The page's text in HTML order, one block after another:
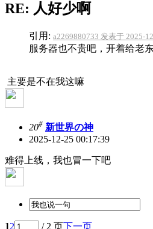
RE: 人好少啊
引用: a2269880733 发表于 2025-
服务器也不贵吧，开着给老
主要是不在我这嘛
20# 新世界の神
2025-12-25 00:17:39
难得上线，我也冒一下吧
12 / 2 页下一页